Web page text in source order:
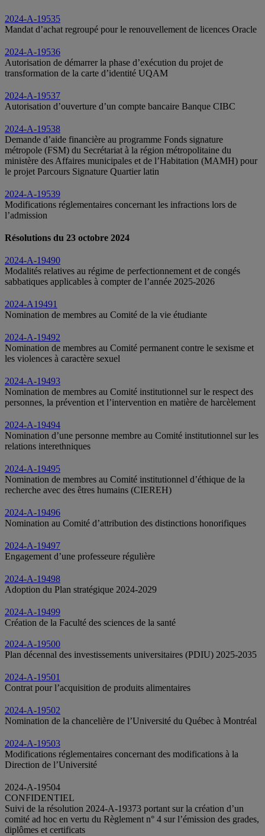
2024-A-19535
Mandat d’achat regroupé pour le renouvellement de licences Oracle
2024-A-19536
Autorisation de démarrer la phase d’exécution du projet de
transformation de la carte d’identité UQAM
2024-A-19537
Autorisation d’ouverture d’un compte bancaire Banque CIBC
2024-A-19538
Demande d’aide financière au programme Fonds signature
métropole (FSM) du Secrétariat à la région métropolitaine du
ministère des Affaires municipales et de l’Habitation (MAMH) pour
le projet Parcours Signature Quartier latin
2024-A-19539
Modifications réglementaires concernant les infractions lors de
l’admission
Résolutions du 23 octobre 2024
2024-A-19490
Modalités relatives au régime de perfectionnement et de congés
sabbatiques applicables à compter de l’année 2025-2026
2024-A19491
Nomination de membres au Comité de la vie étudiante
2024-A-19492
Nomination de membres au Comité permanent contre le sexisme et
les violences à caractère sexuel
2024-A-19493
Nomination de membres au Comité institutionnel sur le respect des
personnes, la prévention et l’intervention en matière de harcèlement
2024-A-19494
Nomination d’une personne membre au Comité institutionnel sur les
relations interethniques
2024-A-19495
Nomination de membres au Comité institutionnel d’éthique de la
recherche avec des êtres humains (CIEREH)
2024-A-19496
Nomination au Comité d’attribution des distinctions honorifiques
2024-A-19497
Engagement d’une professeure régulière
2024-A-19498
Adoption du Plan stratégique 2024-2029
2024-A-19499
Création de la Faculté des sciences de la santé
2024-A-19500
Plan décennal des investissements universitaires (PDIU) 2025-2035
2024-A-19501
Contrat pour l’acquisition de produits alimentaires
2024-A-19502
Nomination de la chancelière de l’Université du Québec à Montréal
2024-A-19503
Modifications réglementaires concernant des modifications à la
Direction de l’Université
2024-A-19504
CONFIDENTIEL
Suivi de la résolution 2024-A-19373 portant sur la création d’un
comité ad hoc en vertu du Règlement n° 4 sur l’émission des grades,
diplômes et certificats